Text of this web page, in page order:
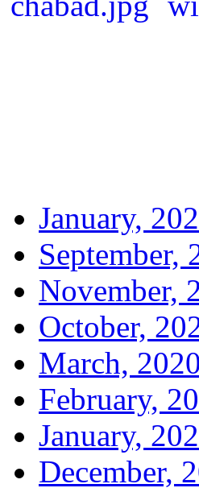
January,
September,
November,
October,
March, 2020
February,
January,
December,